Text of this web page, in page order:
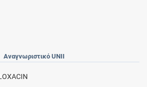
Αναγνωριστικό UNII